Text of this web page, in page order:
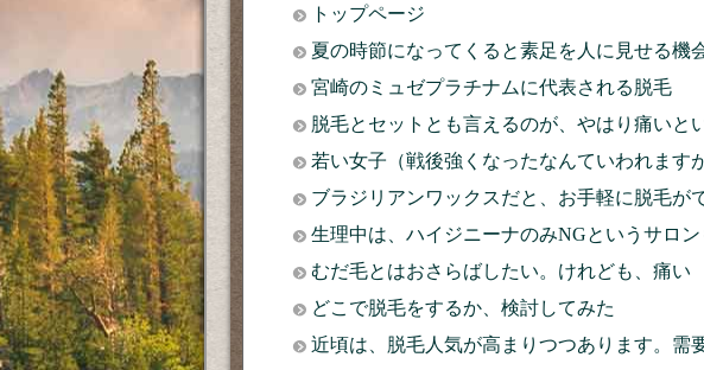
トップページ
夏の時節になってくると素足を人に見せる機
宮崎のミュゼプラチナムに代表される脱毛
脱毛とセットとも言えるのが、やはり痛いと
若い女子（戦後強くなったなんていわれます
ブラジリアンワックスだと、お手軽に脱毛が
生理中は、ハイジニーナのみNGというサロ
むだ毛とはおさらばしたい。けれども、痛い
どこで脱毛をするか、検討してみた
近頃は、脱毛人気が高まりつつあります。需